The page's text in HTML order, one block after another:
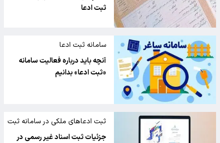
ثبت ادعا
سامانه ثبت ادعا
آنچه باید درباره فعالیت سامانه
«ثبت ادعا» بدانیم
ثبت ادعاهای ملکی در سامانه ثبت
ادعا
جزئیات ثبت اسناد غیر رسمی در